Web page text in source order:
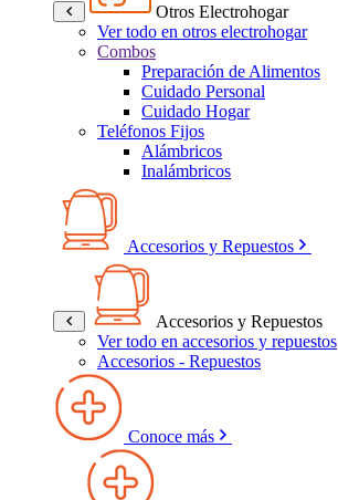
Otros Electrohogar
Ver todo en otros electrohogar
Combos
Preparación de Alimentos
Cuidado Personal
Cuidado Hogar
Teléfonos Fijos
Alámbricos
Inalámbricos
Accesorios y Repuestos
Accesorios y Repuestos
Ver todo en accesorios y repuestos
Accesorios - Repuestos
Conoce más